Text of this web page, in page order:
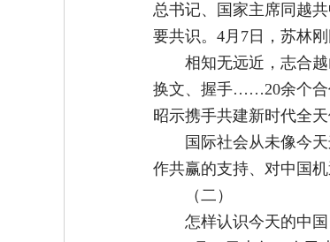
总书记、国家主席同越
要共识。4月7日，苏林
相知无远近，志合
换文、握手……20余个合
昭示携手共建新时代全
国际社会从未像今
作共赢的支持、对中国
（二）
怎样认识今天的中国